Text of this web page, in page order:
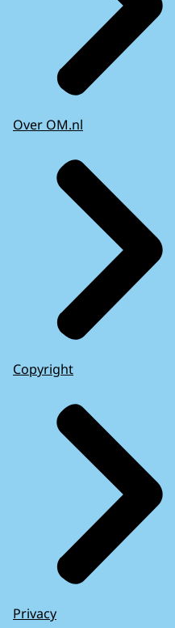
Over OM.nl
Copyright
Privacy